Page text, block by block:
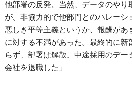
他部署の反発。当然、データのやり
が、非協力的で他部門とのハレーシ
悪しき平等主義というか、報酬があ
に対する不満があった。最終的に新
らず、部署は解散。中途採用のデー
会社を退職した」